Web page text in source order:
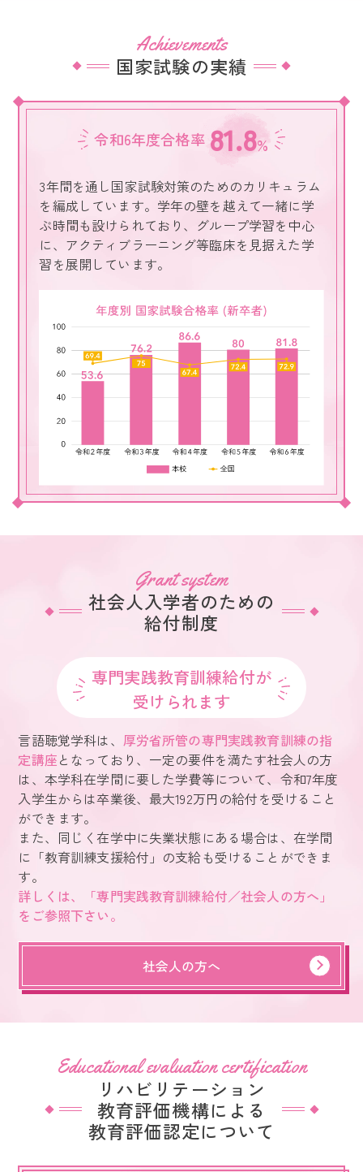
Achievements
国家試験の実績
令和6年度合格率 81.8%
3年間を通し国家試験対策のためのカリキュラム
を編成しています。学年の壁を越えて一緒に学
ぶ時間も設けられており、グループ学習を中心
に、アクティブラーニング等臨床を見据えた学
習を展開しています。
Grant system
社会人入学者のための
給付制度
専門実践教育訓練給付が
受けられます
言語聴覚学科は、 厚労省所管の専門実践教育訓練の指
定講座となっており、一定の要件を満たす社会人の方
は、本学科在学間に要した学費等について、令和7年度
入学生からは卒業後、最大192万円の給付を受けること
ができます。
また、同じく在学中に失業状態にある場合は、在学間
に「教育訓練支援給付」の支給も受けることができま
す。
詳しくは、「専門実践教育訓練給付／社会人の方へ」
をご参照下さい。
社会人の方へ
Educational evaluation certification
リハビリテーション
教育評価機構による
教育評価認定について